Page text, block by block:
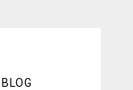
BLOG